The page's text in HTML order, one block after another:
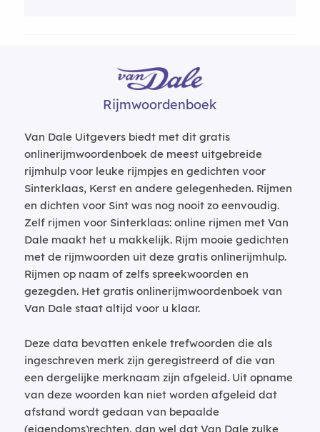
Rijmwoordenboek
Van Dale Uitgevers biedt met dit gratis
onlinerijmwoordenboek de meest uitgebreide
rijmhulp voor leuke rijmpjes en gedichten voor
Sinterklaas, Kerst en andere gelegenheden. Rijmen
en dichten voor Sint was nog nooit zo eenvoudig.
Zelf rijmen voor Sinterklaas: online rijmen met Van
Dale maakt het u makkelijk. Rijm mooie gedichten
met de rijmwoorden uit deze gratis onlinerijmhulp.
Rijmen op naam of zelfs spreekwoorden en
gezegden. Het gratis onlinerijmwoordenboek van
Van Dale staat altijd voor u klaar.
Deze data bevatten enkele trefwoorden die als
ingeschreven merk zijn geregistreerd of die van
een dergelijke merknaam zijn afgeleid. Uit opname
van deze woorden kan niet worden afgeleid dat
afstand wordt gedaan van bepaalde
(eigendoms)rechten, dan wel dat Van Dale zulke